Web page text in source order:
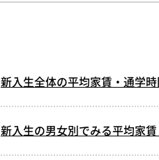
新入生全体の平均家賃・通学時
新入生の男女別でみる平均家